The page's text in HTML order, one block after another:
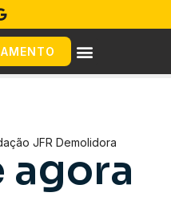
JFR Demolidora
agora